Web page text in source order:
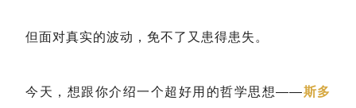
但面对真实的波动，免不了又患得患失。
今天，想跟你介绍一个超好用的哲学思想——斯多